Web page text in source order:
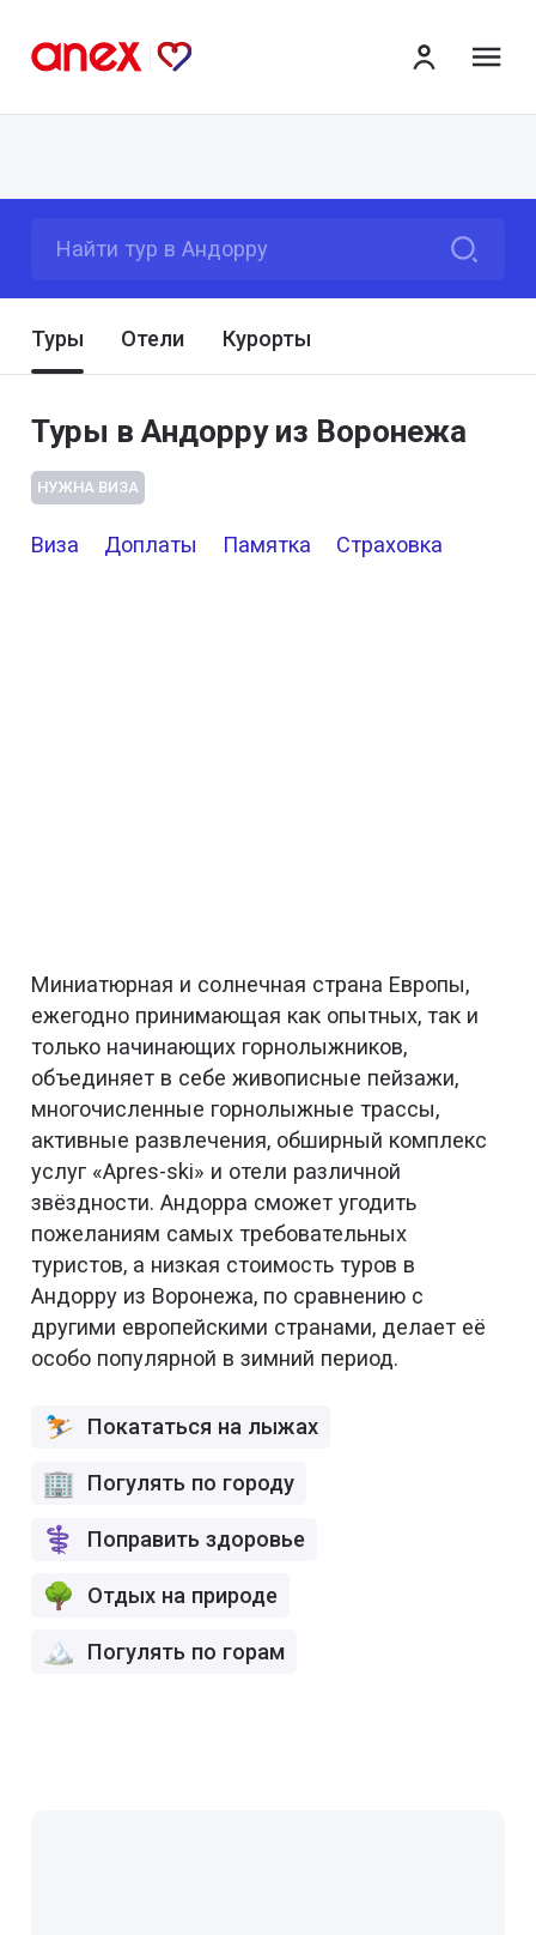
Найти тур в Андорру
Туры Отели Курорты
Туры в Андорру из Воронежа
НУЖНА ВИЗА
Виза Доплаты Памятка Страховка
Миниатюрная и солнечная страна Европы,
ежегодно принимающая как опытных, так и
только начинающих горнолыжников,
объединяет в себе живописные пейзажи,
многочисленные горнолыжные трассы,
активные развлечения, обширный комплекс
услуг «Apres-ski» и отели различной
звёздности. Андорра сможет угодить
пожеланиям самых требовательных
туристов, а низкая стоимость туров в
Андорру из Воронежа, по сравнению с
другими европейскими странами, делает её
особо популярной в зимний период.
Покататься на лыжах
Погулять по городу
Поправить здоровье
Отдых на природе
Погулять по горам